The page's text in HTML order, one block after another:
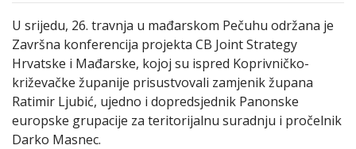
U srijedu, 26. travnja u mađarskom Pečuhu održana je
Završna konferencija projekta CB Joint Strategy
Hrvatske i Mađarske, kojoj su ispred Koprivničko-
križevačke županije prisustvovali zamjenik župana
Ratimir Ljubić, ujedno i dopredsjednik Panonske
europske grupacije za teritorijalnu suradnju i pročelnik
Darko Masnec.